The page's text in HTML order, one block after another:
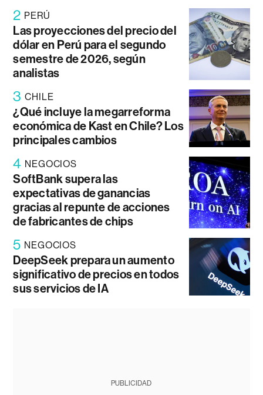
2 PERÚ
Las proyecciones del precio del
dólar en Perú para el segundo
semestre de 2026, según
analistas
3 CHILE
¿Qué incluye la megarreforma
económica de Kast en Chile? Los
principales cambios
4 NEGOCIOS
SoftBank supera las
expectativas de ganancias
gracias al repunte de acciones
de fabricantes de chips
5 NEGOCIOS
DeepSeek prepara un aumento
significativo de precios en todos
sus servicios de IA
PUBLICIDAD